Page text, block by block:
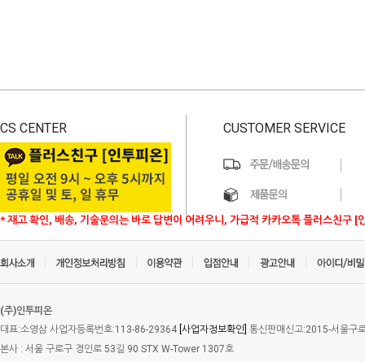
CS CENTER
* 재고 확인, 배송, 기술문의는 바로 답변이 어려우니, 가급적 카카오톡 플러스친구 [
CUSTOMER SERVICE
(주)인투피온
대표:소영삼 사업자등록번호:113-86-29364 [사업자정보확인] 통신판매신고:2015-서울구
본사 : 서울 구로구 경인로 53길 90 STX W-Tower 1307호